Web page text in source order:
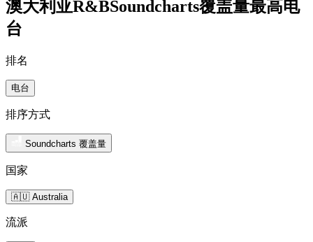
澳大利亚R&BSoundcharts覆盖量最高电
台
排名
电台
排序方式
Soundcharts 覆盖量
国家
🇦🇺 Australia
流派